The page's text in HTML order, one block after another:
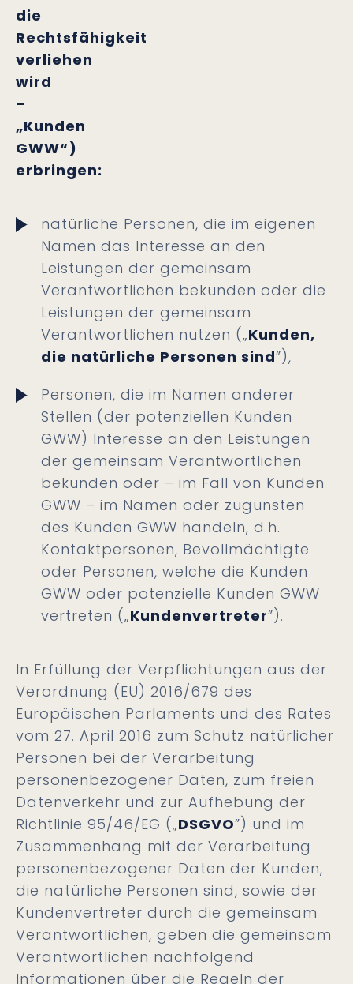
die
Rechtsfähigkeit
verliehen
wird
–
„Kunden
GWW“)
erbringen:
natürliche Personen, die im eigenen
Namen das Interesse an den
Leistungen der gemeinsam
Verantwortlichen bekunden oder die
Leistungen der gemeinsam
Verantwortlichen nutzen („Kunden,
die natürliche Personen sind”),
Personen, die im Namen anderer
Stellen (der potenziellen Kunden
GWW) Interesse an den Leistungen
der gemeinsam Verantwortlichen
bekunden oder – im Fall von Kunden
GWW – im Namen oder zugunsten
des Kunden GWW handeln, d.h.
Kontaktpersonen, Bevollmächtigte
oder Personen, welche die Kunden
GWW oder potenzielle Kunden GWW
vertreten („Kundenvertreter”).
In Erfüllung der Verpflichtungen aus der
Verordnung (EU) 2016/679 des
Europäischen Parlaments und des Rates
vom 27. April 2016 zum Schutz natürlicher
Personen bei der Verarbeitung
personenbezogener Daten, zum freien
Datenverkehr und zur Aufhebung der
Richtlinie 95/46/EG („DSGVO”) und im
Zusammenhang mit der Verarbeitung
personenbezogener Daten der Kunden,
die natürliche Personen sind, sowie der
Kundenvertreter durch die gemeinsam
Verantwortlichen, geben die gemeinsam
Verantwortlichen nachfolgend
Informationen über die Regeln der